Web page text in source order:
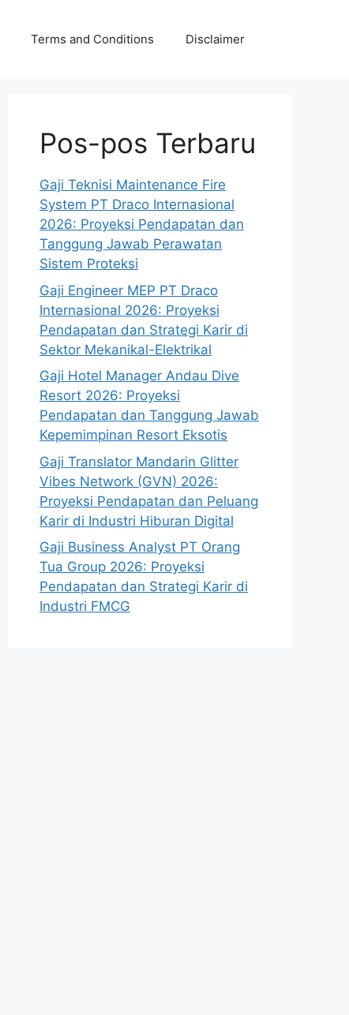
Terms and Conditions Disclaimer
Pos-pos Terbaru
Gaji Teknisi Maintenance Fire
System PT Draco Internasional
2026: Proyeksi Pendapatan dan
Tanggung Jawab Perawatan
Sistem Proteksi
Gaji Engineer MEP PT Draco
Internasional 2026: Proyeksi
Pendapatan dan Strategi Karir di
Sektor Mekanikal-Elektrikal
Gaji Hotel Manager Andau Dive
Resort 2026: Proyeksi
Pendapatan dan Tanggung Jawab
Kepemimpinan Resort Eksotis
Gaji Translator Mandarin Glitter
Vibes Network (GVN) 2026:
Proyeksi Pendapatan dan Peluang
Karir di Industri Hiburan Digital
Gaji Business Analyst PT Orang
Tua Group 2026: Proyeksi
Pendapatan dan Strategi Karir di
Industri FMCG